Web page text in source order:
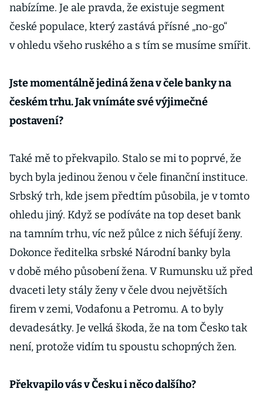
nabízíme. Je ale pravda, že existuje segment
české populace, který zastává přísné „no-go“
v ohledu všeho ruského a s tím se musíme smířit.
Jste momentálně jediná žena v čele banky na
českém trhu. Jak vnímáte své výjimečné
postavení?
Také mě to překvapilo. Stalo se mi to poprvé, že
bych byla jedinou ženou v čele finanční instituce.
Srbský trh, kde jsem předtím působila, je v tomto
ohledu jiný. Když se podíváte na top deset bank
na tamním trhu, víc než půlce z nich šéfují ženy.
Dokonce ředitelka srbské Národní banky byla
v době mého působení žena. V Rumunsku už před
dvaceti lety stály ženy v čele dvou největších
firem v zemi, Vodafonu a Petromu. A to byly
devadesátky. Je velká škoda, že na tom Česko tak
není, protože vidím tu spoustu schopných žen.
Překvapilo vás v Česku i něco dalšího?